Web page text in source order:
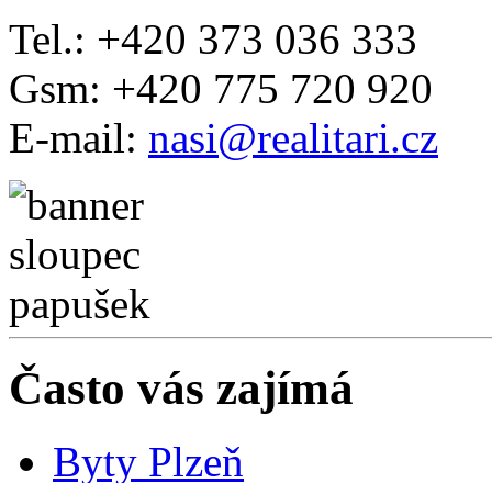
Tel.: +420 373 036 333
Gsm: +420 775 720 920
E-mail: nasi@realitari.cz
Často vás zajímá
Byty Plzeň